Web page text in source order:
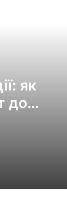
як
до